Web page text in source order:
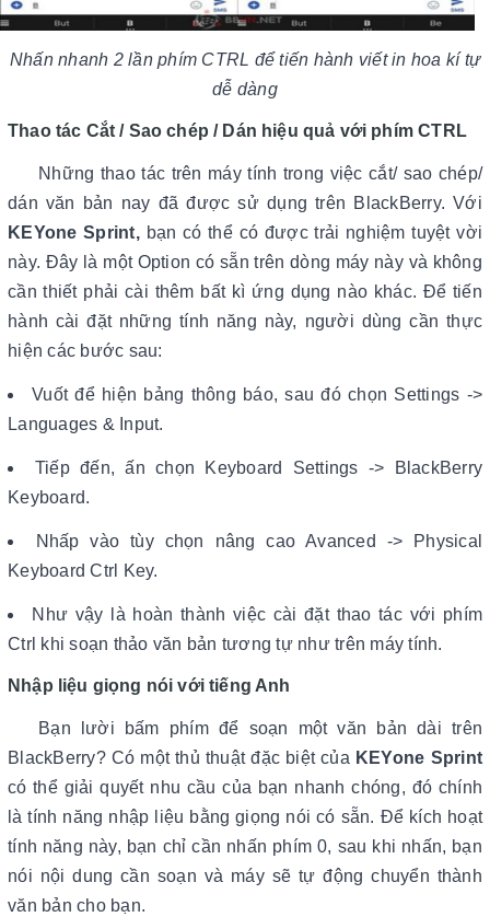
Nhấn nhanh 2 lần phím CTRL để tiến hành viết in hoa kí tự
dễ dàng
Thao tác Cắt / Sao chép / Dán hiệu quả với phím CTRL
Những thao tác trên máy tính trong việc cắt/ sao chép/
dán văn bản nay đã được sử dụng trên BlackBerry. Với
KEYone Sprint, bạn có thể có được trải nghiệm tuyệt vời
này. Đây là một Option có sẵn trên dòng máy này và không
cần thiết phải cài thêm bất kì ứng dụng nào khác. Để tiến
hành cài đặt những tính năng này, người dùng cần thực
hiện các bước sau:
Vuốt để hiện bảng thông báo, sau đó chọn Settings ->
Languages & Input.
Tiếp đến, ấn chọn Keyboard Settings -> BlackBerry
Keyboard.
Nhấp vào tùy chọn nâng cao Avanced -> Physical
Keyboard Ctrl Key.
Như vậy là hoàn thành việc cài đặt thao tác với phím
Ctrl khi soạn thảo văn bản tương tự như trên máy tính.
Nhập liệu giọng nói với tiếng Anh
Bạn lười bấm phím để soạn một văn bản dài trên
BlackBerry? Có một thủ thuật đặc biệt của KEYone Sprint
có thể giải quyết nhu cầu của bạn nhanh chóng, đó chính
là tính năng nhập liệu bằng giọng nói có sẵn. Để kích hoạt
tính năng này, bạn chỉ cần nhấn phím 0, sau khi nhấn, bạn
nói nội dung cần soạn và máy sẽ tự động chuyển thành
văn bản cho bạn.